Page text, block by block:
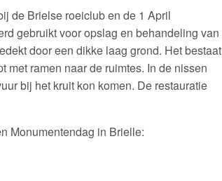
de Brielse roeiclub en de 1 April
gebruikt voor opslag en behandeling van
door een dikke laag grond. Het bestaat
met ramen naar de ruimtes. In de nissen
bij het kruit kon komen. De restauratie
Monumentendag in Brielle: